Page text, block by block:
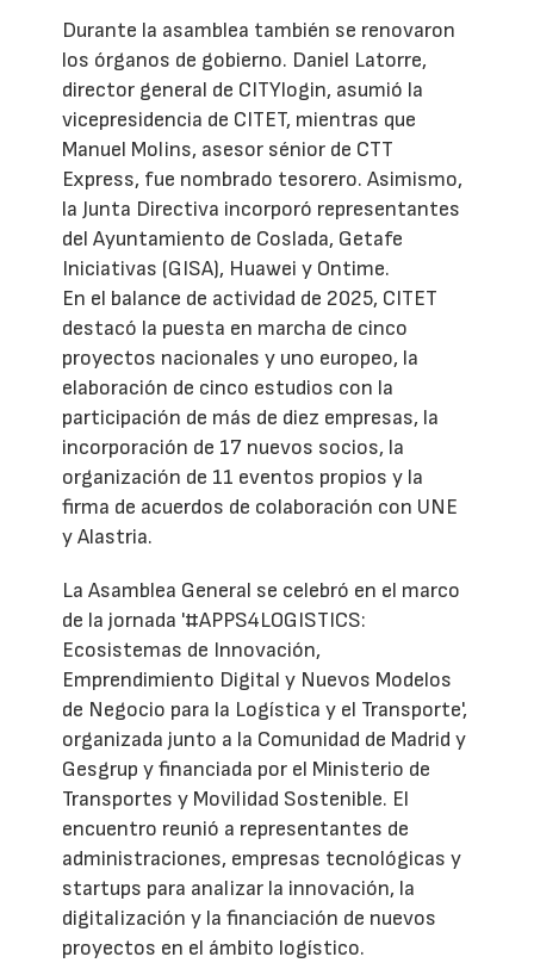
Durante la asamblea también se renovaron
los órganos de gobierno. Daniel Latorre,
director general de CITYlogin, asumió la
vicepresidencia de CITET, mientras que
Manuel Molins, asesor sénior de CTT
Express, fue nombrado tesorero. Asimismo,
la Junta Directiva incorporó representantes
del Ayuntamiento de Coslada, Getafe
Iniciativas (GISA), Huawei y Ontime.
En el balance de actividad de 2025, CITET
destacó la puesta en marcha de cinco
proyectos nacionales y uno europeo, la
elaboración de cinco estudios con la
participación de más de diez empresas, la
incorporación de 17 nuevos socios, la
organización de 11 eventos propios y la
firma de acuerdos de colaboración con UNE
y Alastria.
La Asamblea General se celebró en el marco
de la jornada '#APPS4LOGISTICS:
Ecosistemas de Innovación,
Emprendimiento Digital y Nuevos Modelos
de Negocio para la Logística y el Transporte',
organizada junto a la Comunidad de Madrid y
Gesgrup y financiada por el Ministerio de
Transportes y Movilidad Sostenible. El
encuentro reunió a representantes de
administraciones, empresas tecnológicas y
startups para analizar la innovación, la
digitalización y la financiación de nuevos
proyectos en el ámbito logístico.